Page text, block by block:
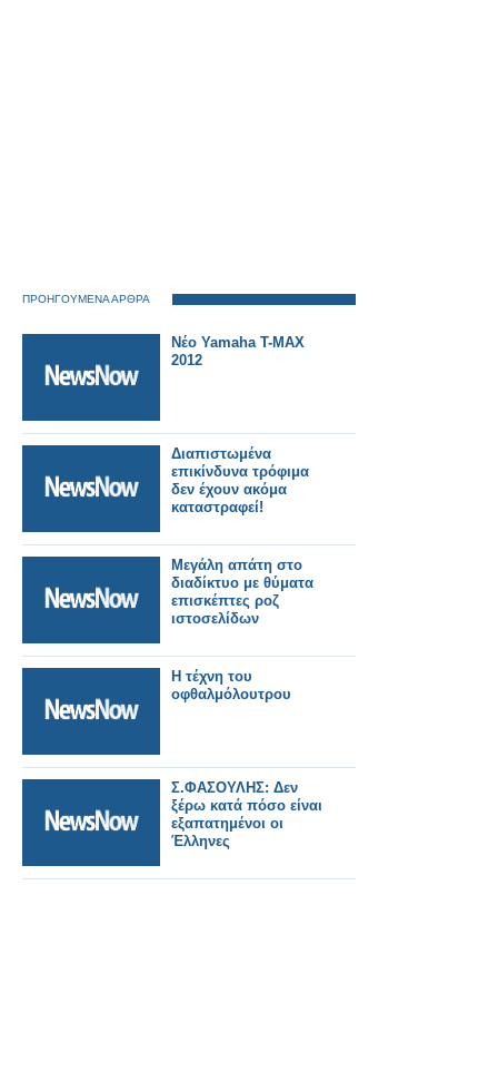
ΠΡΟΗΓΟΥΜΕΝΑ ΑΡΘΡΑ
Νέο Yamaha T-MAX
2012
Διαπιστωμένα
επικίνδυνα τρόφιμα
δεν έχουν ακόμα
καταστραφεί!
Μεγάλη απάτη στο
διαδίκτυο με θύματα
επισκέπτες ροζ
ιστοσελίδων
Η τέχνη του
οφθαλμόλουτρου
Σ.ΦΑΣΟΥΛΗΣ: Δεν
ξέρω κατά πόσο είναι
εξαπατημένοι οι
Έλληνες